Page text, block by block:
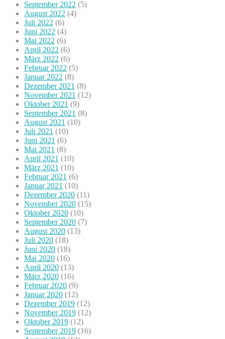
September 2022 (5)
August 2022 (4)
Juli 2022 (6)
Juni 2022 (4)
Mai 2022 (6)
April 2022 (6)
März 2022 (6)
Februar 2022 (5)
Januar 2022 (8)
Dezember 2021 (8)
November 2021 (12)
Oktober 2021 (9)
September 2021 (8)
August 2021 (10)
Juli 2021 (10)
Juni 2021 (6)
Mai 2021 (8)
April 2021 (10)
März 2021 (10)
Februar 2021 (6)
Januar 2021 (10)
Dezember 2020 (11)
November 2020 (15)
Oktober 2020 (10)
September 2020 (7)
August 2020 (13)
Juli 2020 (18)
Juni 2020 (18)
Mai 2020 (16)
April 2020 (13)
März 2020 (16)
Februar 2020 (9)
Januar 2020 (12)
Dezember 2019 (12)
November 2019 (12)
Oktober 2019 (12)
September 2019 (16)